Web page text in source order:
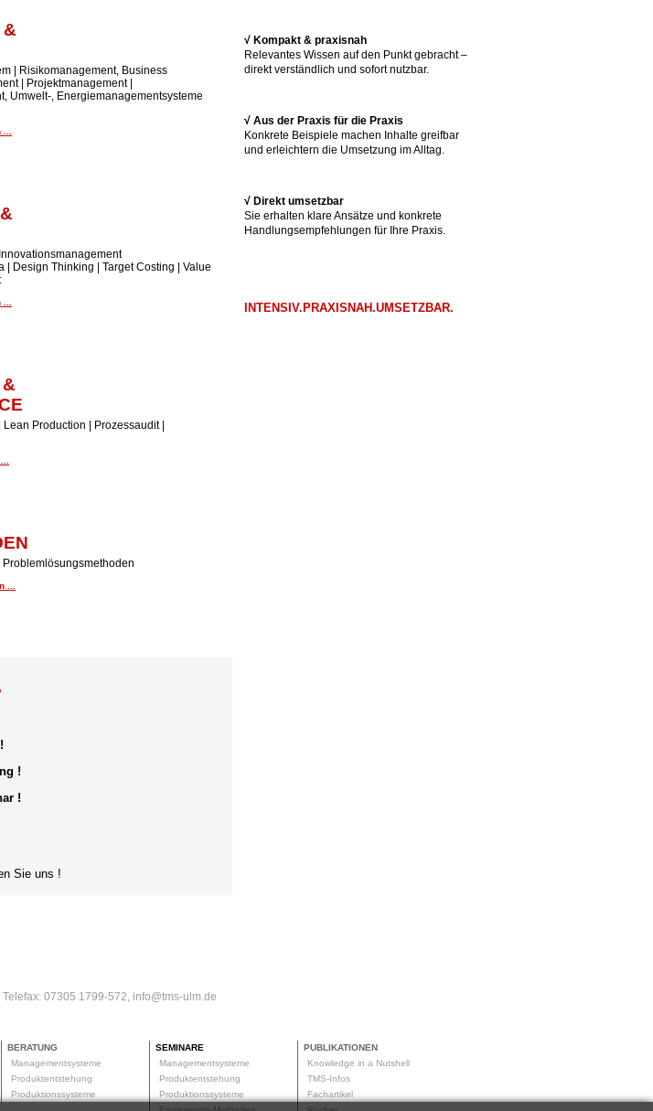
&
| Risikomanagement, Business
| Projektmanagement |
Umwelt-, Energiemanagementsysteme
| Design Thinking | Target Costing | Value
&
Production | Prozessaudit |
Problemlösungsmethoden
...
!
!
Sie uns !
√ Kompakt & praxisnah
Relevantes Wissen auf den Punkt gebracht –
direkt verständlich und sofort nutzbar.
√ Aus der Praxis für die Praxis
Konkrete Beispiele machen Inhalte greifbar
und erleichtern die Umsetzung im Alltag.
√ Direkt umsetzbar
Sie erhalten klare Ansätze und konkrete
Handlungsempfehlungen für Ihre Praxis.
INTENSIV.PRAXISNAH.UMSETZBAR.
07305 1799-572, info@tms-ulm.de
BERATUNG
Managementsysteme
Produktentstehung
Produktionssysteme
SEMINARE
Managementsysteme
Produktentstehung
Produktionssysteme
PUBLIKATIONEN
Knowledge in a Nutshell
TMS-Infos
Fachartikel